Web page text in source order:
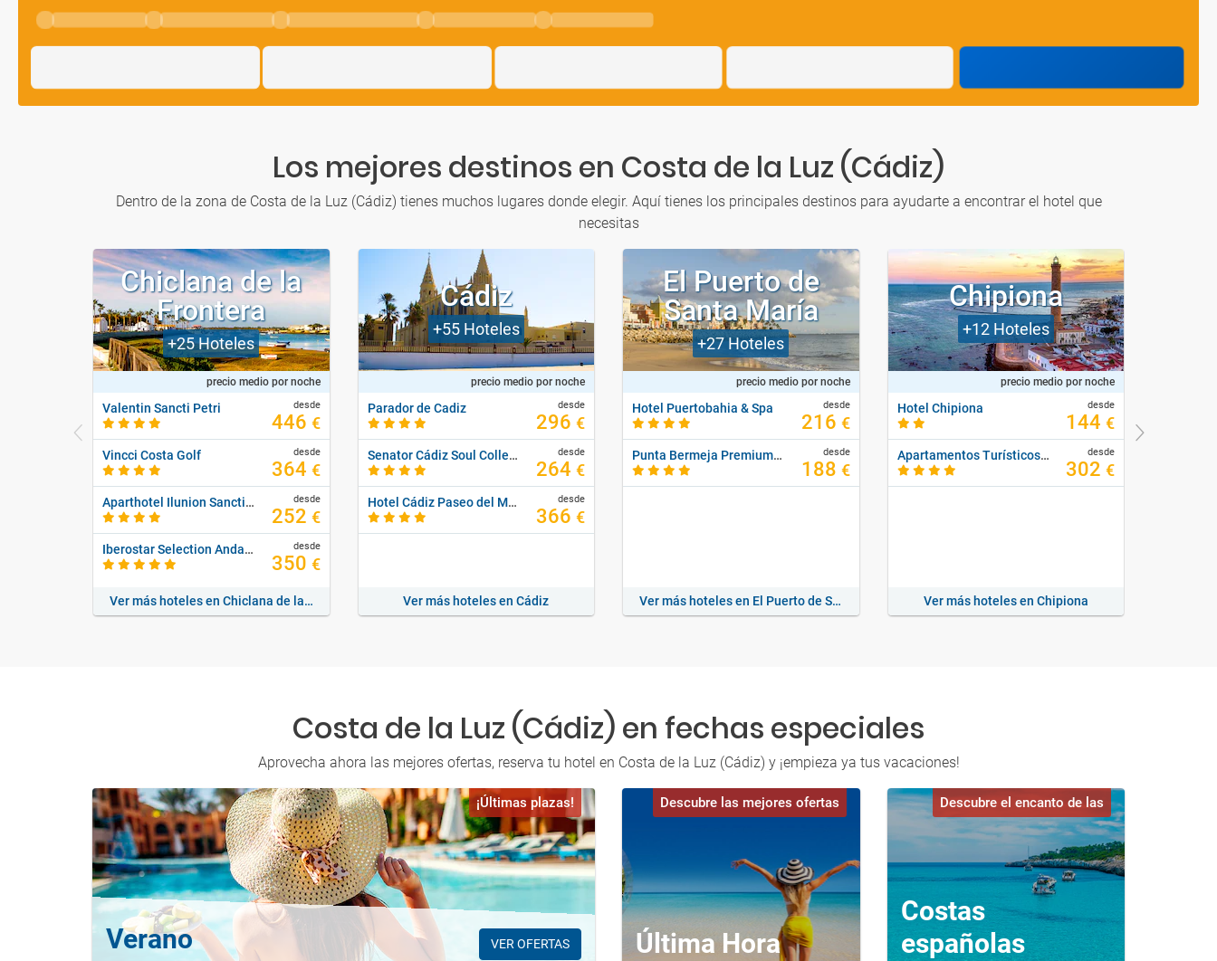
Los mejores destinos en Costa de la Luz (Cádiz)
Dentro de la zona de Costa de la Luz (Cádiz) tienes muchos lugares donde elegir. Aquí tienes los principales destinos para ayudarte a encontrar el hotel que
necesitas
Chiclana de la
Frontera
+25Hoteles
precio medio por noche
Valentin Sancti Petri desde
446 €
Vincci Costa Golf desde
364 €
Aparthotel Ilunion Sancti Petri desde
252 €
Iberostar Selection Andalucía Playa desde
350 €
Ver más hoteles en Chiclana de la Frontera
Cádiz
+55 Hoteles
precio medio por noche
Parador de Cadiz desde
296 €
Senator Cádiz Soul Collection desde
264 €
Hotel Cádiz Paseo del Mar, Affiliated By Meliá desde
366 €
Ver más hoteles en Cádiz
El Puerto de
Santa María
+27Hoteles
precio medio por noche
Hotel Puertobahia & Spa desde
216 €
Punta Bermeja Premium Beach Hotel desde
188 €
Ver más hoteles en El Puerto de Santa María
Chipiona
+12 Hoteles
precio medio por noche
Hotel Chipiona desde
144 €
Apartamentos Turísticos La Plaza desde
302 €
Ver más hoteles en Chipiona
Costa de la Luz (Cádiz) en fechas especiales
Aprovecha ahora las mejores ofertas, reserva tu hotel en Costa de la Luz (Cádiz) y ¡empieza ya tus vacaciones!
VER OFERTAS
Verano
¡Últimas plazas!
Última Hora
Descubre las mejores ofertas
Costas
españolas
Descubre el encanto de las